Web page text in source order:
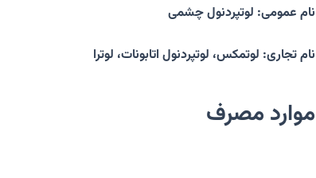
نام عمومی: لوتپردنول چشمی
نام تجاری: لوتمکس، لوتپردنول اتابونات، لوترا
موارد مصرف